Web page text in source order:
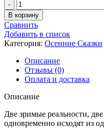
Количество
товара
Круговерть
Невозможного
-
11
В корзину
Сравнить
Добавить в список
Категория: Осенние Сказки
Описание
Отзывы (0)
Оплата и доставка
Описание
Две зримые реальности,
одновременно исходят из